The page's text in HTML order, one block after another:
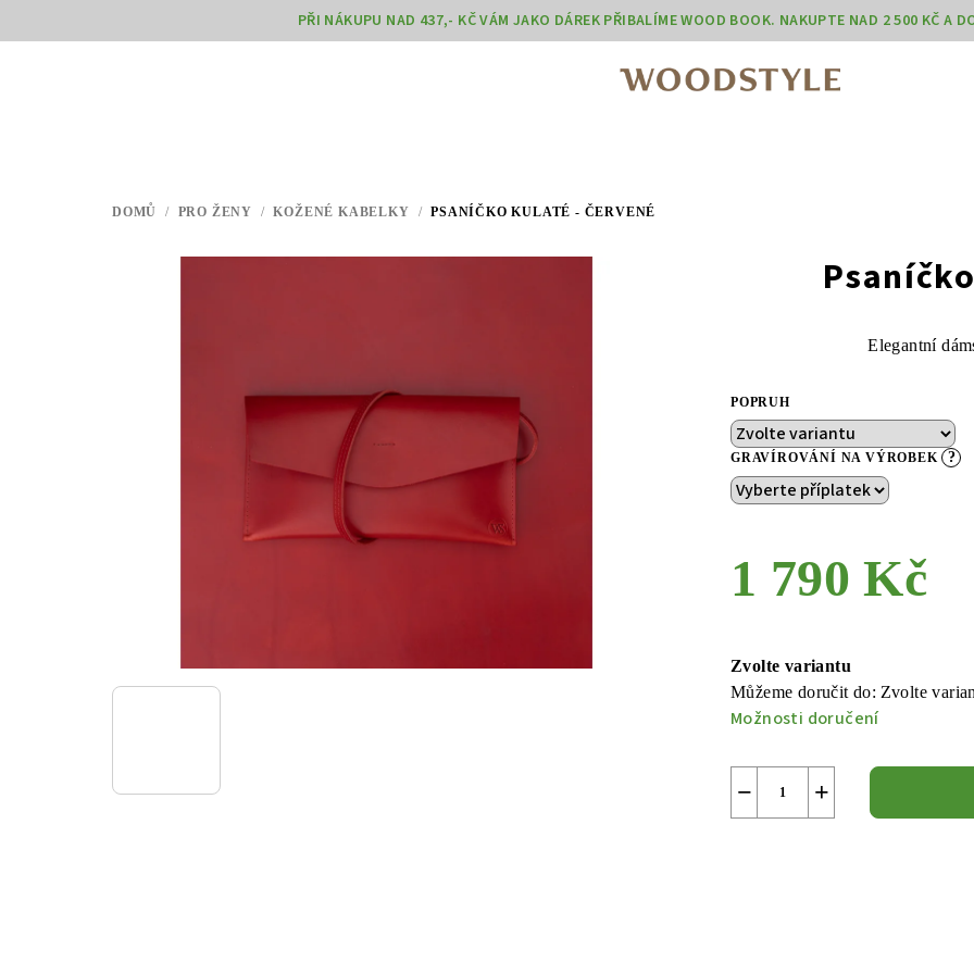
na
PŘI NÁKUPU NAD 437,- KČ VÁM JAKO DÁREK PŘIBALÍME WOOD BOOK. NAKUPTE NAD 2 500 KČ A
DOMŮ / PRO ŽENY / KOŽENÉ KABELKY / PSANÍČKO KULATÉ - ČERVENÉ
Elegantní
POPRUH
GRAVÍROVÁNÍ NA VÝROBEK ?
1 790 Kč
cena:
Zvolte variantu
Můžeme doručit do: Zvolte
Možnosti doručení
+
−